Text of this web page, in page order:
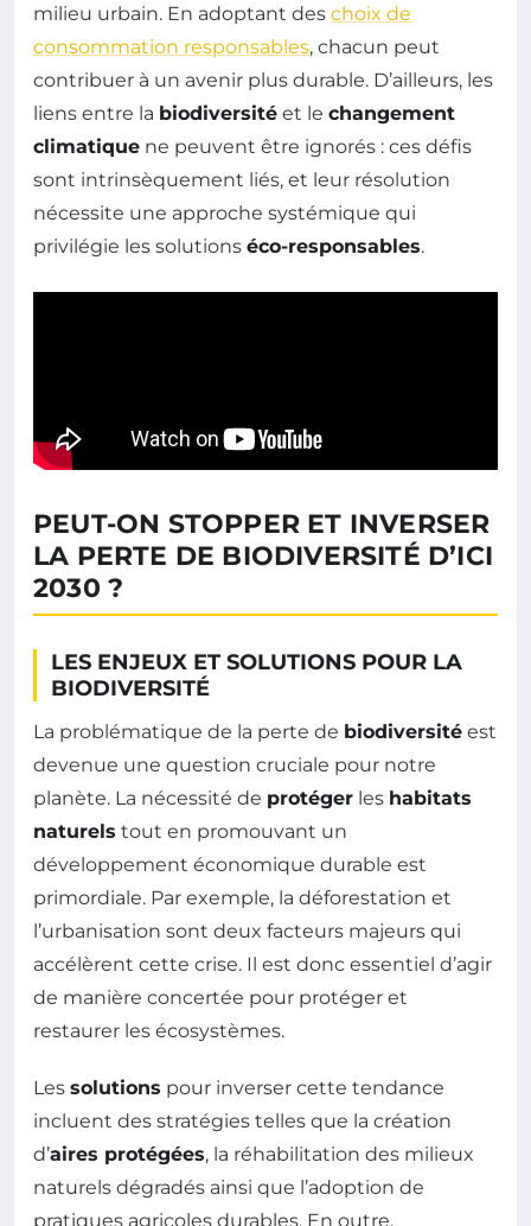
milieu urbain. En adoptant des choix de
consommation responsables, chacun peut
contribuer à un avenir plus durable. D’ailleurs, les
liens entre la biodiversité et le changement
climatique ne peuvent être ignorés : ces défis
sont intrinsèquement liés, et leur résolution
nécessite une approche systémique qui
privilégie les solutions éco-responsables.
PEUT-ON STOPPER ET INVERSER
LA PERTE DE BIODIVERSITÉ D’ICI
2030 ?
LES ENJEUX ET SOLUTIONS POUR LA
BIODIVERSITÉ
La problématique de la perte de biodiversité est
devenue une question cruciale pour notre
planète. La nécessité de protéger les habitats
naturels tout en promouvant un
développement économique durable est
primordiale. Par exemple, la déforestation et
l’urbanisation sont deux facteurs majeurs qui
accélèrent cette crise. Il est donc essentiel d’agir
de manière concertée pour protéger et
restaurer les écosystèmes.
Les solutions pour inverser cette tendance
incluent des stratégies telles que la création
d’aires protégées, la réhabilitation des milieux
naturels dégradés ainsi que l’adoption de
pratiques agricoles durables. En outre,